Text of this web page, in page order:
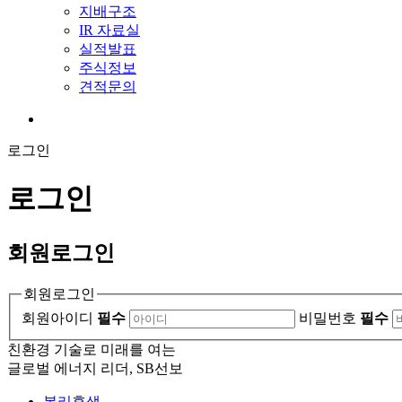
지배구조
IR 자료실
실적발표
주식정보
견적문의
로그인
로그인
회원 로그인
회원로그인
회원아이디 필수 비밀번호 필수
친환경 기술로 미래를 여는
글로벌 에너지 리더, SB선보